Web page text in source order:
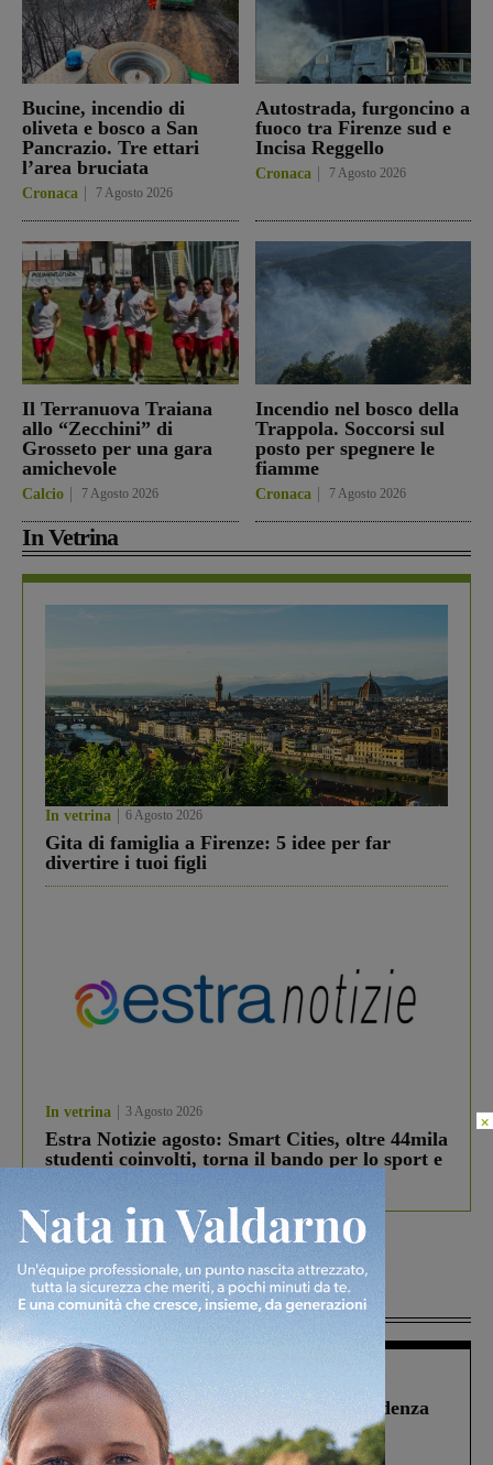
Bucine, incendio di
oliveta e bosco a San
Pancrazio. Tre ettari
l’area bruciata
Cronaca 7 Agosto 2026
Autostrada, furgoncino a
fuoco tra Firenze sud e
Incisa Reggello
Cronaca 7 Agosto 2026
Il Terranuova Traiana
allo “Zecchini” di
Grosseto per una gara
amichevole
Calcio 7 Agosto 2026
Incendio nel bosco della
Trappola. Soccorsi sul
posto per spegnere le
fiamme
Cronaca 7 Agosto 2026
In Vetrina
In vetrina 6 Agosto 2026
Gita di famiglia a Firenze: 5 idee per far
divertire i tuoi figli
In vetrina 3 Agosto 2026
Estra Notizie agosto: Smart Cities, oltre 44mila
studenti coinvolti, torna il bando per lo sport e
Più lette
Figline Incisa Valdarno 1 Agosto 2026
Piscina di Figline finanziata oltre la scadenza
Pnrr, il gruppo di Fratelli d’Italia: “Un
ringraziamento al Governo”
×